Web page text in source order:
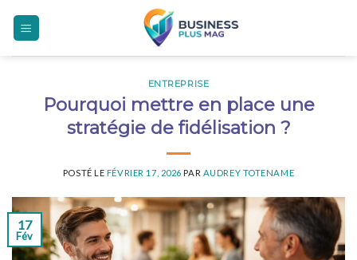
ENTREPRISE
Pourquoi mettre en place une
stratégie de fidélisation ?
POSTÉ LE FÉVRIER 17, 2026 PAR AUDREY TOTENAME
17
Fév